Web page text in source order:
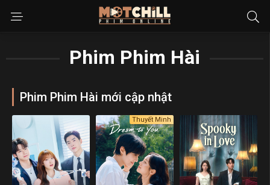
Phim Phim Hài
Phim Phim Hài mới cập nhật
Thuyết Minh